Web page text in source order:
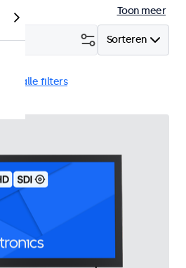
Toon meer
Sorteren
Wis alle filters